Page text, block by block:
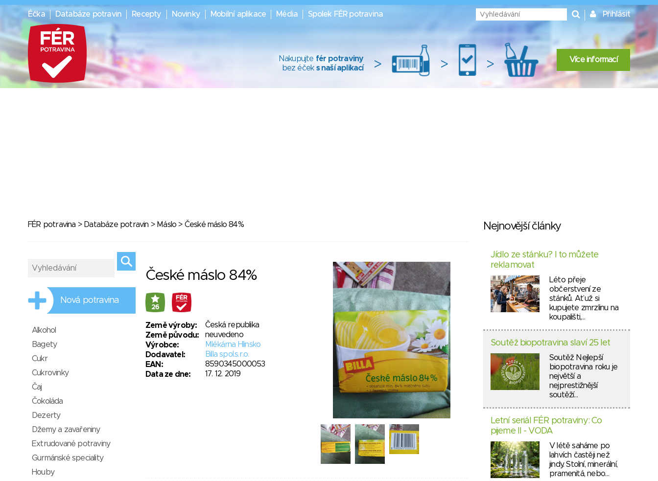
Éčka Databáze potravin Recepty Novinky Mobilní aplikace Média Spolek FÉR potravina Přihlásit
Nakupujte fér potraviny
bez éček s naší aplikací > > > Více informací
FÉR potravina > Databáze potravin > Máslo > České máslo 84%
České máslo 84%
26
Země výroby:
Česká republika
Země původu:
neuvedeno
Výrobce:
Mlékárna Hlinsko
Dodavatel:
Billa spol.s.r.o.
EAN:
8590345000053
Data ze dne:
17. 12. 2019
Nová potravina
Alkohol
Bagety
Cukr
Cukrovinky
Čaj
Čokoláda
Dezerty
Džemy a zavařeniny
Extrudované potraviny
Gurmánské speciality
Houby
Nejnovější články
Jídlo ze stánku? I to můžete
reklamovat
Léto přeje
občerstvení ze
stánků. Ať už si
kupujete zmrzlinu na
koupališti,…
Soutěž biopotravina slaví 25 let
Soutěž Nejlepší
biopotravina roku je
největší a
nejprestižnější
soutěží…
Letní seriál FÉR potraviny: Co
pijeme II - VODA
V létě saháme po
lahvích častěji než
jindy. Stolní, minerální,
pramenitá, nebo…